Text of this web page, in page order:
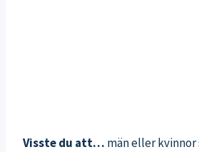
Visste du att… män eller kvinnor